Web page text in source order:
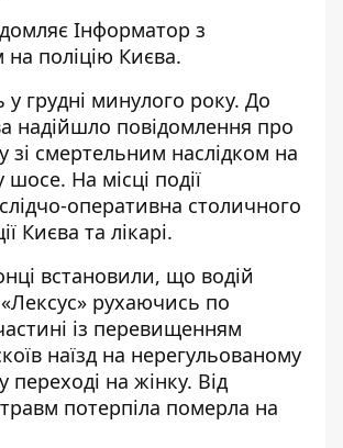
Інформатор з
поліцію Києва.
у грудні минулого року. До
надійшло повідомлення про
зі смертельним наслідком на
На місці події
оперативна столичного
Києва та лікарі.
встановили, що водій
рухаючись по
із перевищенням
наїзд на нерегульованому
переході на жінку. Від
потерпіла померла на